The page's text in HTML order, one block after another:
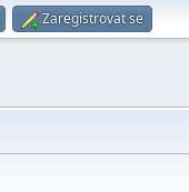
Zaregistrovat se